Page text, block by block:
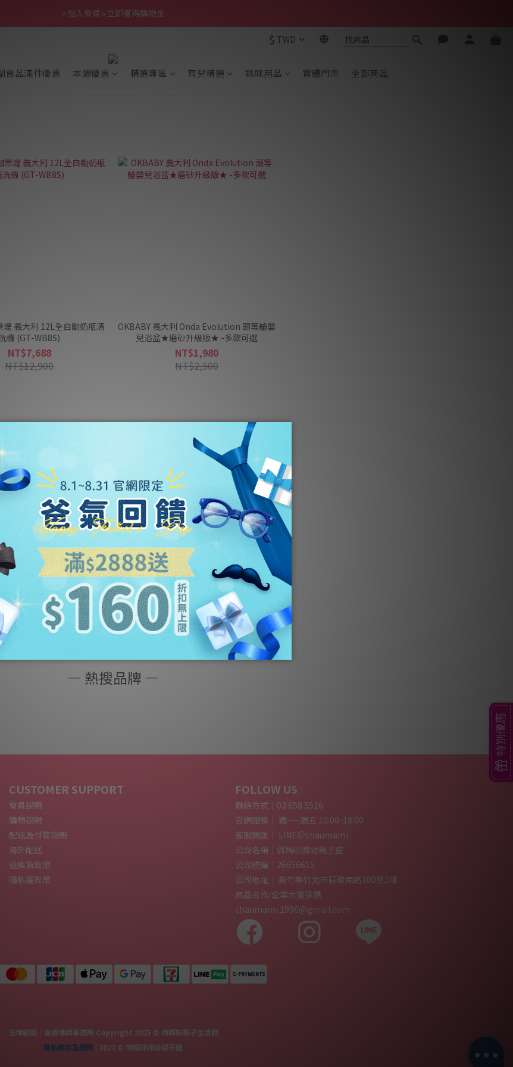
⭐加入會員⭐立即獲得購物金
$ TWD
食品滿件優惠 本週優惠 精選專區 育兒精選 媽咪用品 實體門市 全部商品
義大利 12L全自動奶瓶清
機 (GT-WB8S)
NT$7,688
NT$12,900
OKBABY 義大利 Onda Evolution 頭等艙嬰
兒浴盆★磨砂升級版★ -多款可選
NT$1,980
NT$2,500
— 熱搜品牌 —
CUSTOMER SUPPORT
會員說明
購物說明
配送及付款說明
海外配送
退換貨政策
隱私權政策
FOLLOW US
聯絡方式｜03 658 5516
官網服務｜ 週一~週五 10:00-18:00
客服問題｜ LINE＠chaumami
公司名稱｜俏媽咪婦幼親子館
公司統編｜26656615
公司地址｜ 新竹縣竹北市莊敬南路100號1樓
商品合作/企業大量採購
chaumami.1996@gmail.com
法律顧問｜瀛睿律師事務所 Copyright 2025 © 俏媽咪親子生活館
隱私條款及細則 | 2022 © 俏媽咪婦幼親子館
特別優惠